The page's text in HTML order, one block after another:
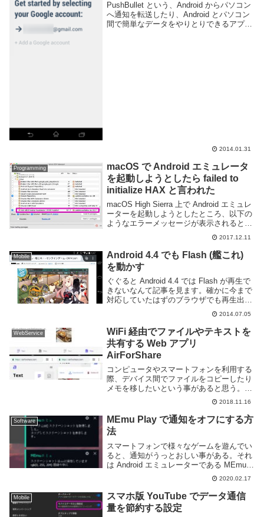
PushBullet という、Android からパソコン
へ通知を転送したり、Android とパソコン
間で簡単なデータをやりとりできるアプリ
2014.01.31
Programming
macOS で Android エミュレータ
を起動しようとしたら failed to
initialize HAX と言われた
macOS High Sierra 上で Android エミュレ
ーターを起動しようとしたところ、以下の
ようなエラーメッセージが表示されると共
らかの問題が起きているように見える。グ
グって出てきた St...
2017.12.11
Mobile
Android 4.4 でも Flash (艦これ)
を動かす
ぐぐると Android 4.4 では Flash が再生で
きないなんて記事を見ます。確かに今まで
対応していたはずのブラウザでも再生出来
なくなっており、これを回避する為に
XDA では hacked flash player を使用した
方法...
2014.07.05
WebService
WiFi 経由でファイルやテキストを
共有する Web アプリ
AirForShare
コンピュータやスマートフォンを利用する
際、デバイス間でファイルをコピーしたり
メモを移したいという事があると思う。最
近はクラウドストレージやクラウドノート
アプリを利用するのが一般的かもしれない
が、同一ネットワーク上にあるデバイス間
であれば A...
2018.11.16
Software
MEmu Play で通知をオフにする方
法
スマートフォンで様々なゲームを遊んでい
ると、通知がうっとおしい事がある。それ
は Android エミュレーターである MEmu
Play でも同様だが、仮想マシン内だけで
なく Windows 側にも通知が表示されるの
で結構邪魔だ。こんな感じ...
2020.02.17
Mobile
スマホ版 YouTube でデータ通信
量を節約する設定